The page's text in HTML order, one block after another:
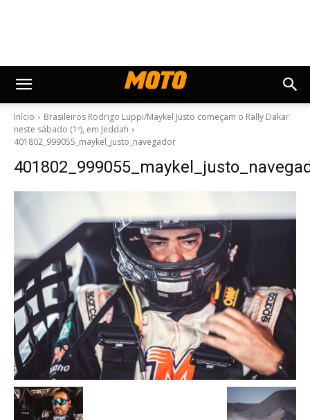
Início
Brasileiros Rodrigo Luppi/Maykel Justo começam o Rally Dakar
neste sábado (1º), em Jeddah
401802_999055_maykel_justo_navegador